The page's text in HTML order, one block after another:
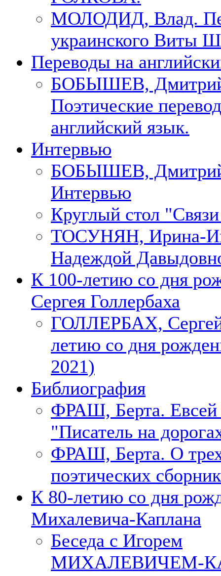
МОЛОДИД, Влад.
украинского Виты
Переводы на
БОБЫШЕВ,
Поэтические
английский язык.
Интервью
БОБЫШЕВ,
Интервью
Круглый стол
ТОСУНЯН, Ирина-
Надеждой
К 100-летию со дня
Сергея Голлербаха
ГОЛЛЕРБАХ,
летию со дня
2021)
Библиография
ФРАШ, Берта.
"Писатель на
ФРАШ, Берта. О
поэтических
К 80-летию со дня
Михалевича-Каплана
Беседа с Игорем
МИХАЛЕВИЧЕМ-